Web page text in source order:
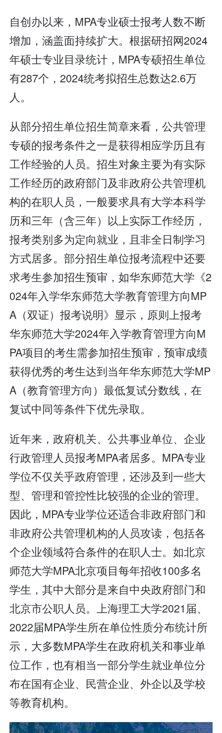
自创办以来，MPA专业硕士报考人数不断
增加，涵盖面持续扩大。根据研招网2024
年硕士专业目录统计，MPA专硕招生单位
有287个，2024统考拟招生总数达2.6万
人。
从部分招生单位招生简章来看，公共管理
专硕的报考条件之一是获得相应学历且有
工作经验的人员。招生对象主要为有实际
工作经历的政府部门及非政府公共管理机
构的在职人员，一般要求具有大学本科学
历和三年（含三年）以上实际工作经历，
报考类别多为定向就业，且非全日制学习
方式居多。部分招生单位报考流程中还要
求考生参加招生预审，如华东师范大学《2
024年入学华东师范大学教育管理方向MP
A（双证）报考说明》显示，原则上报考
华东师范大学2024年入学教育管理方向M
PA项目的考生需参加招生预审，预审成绩
获得优秀的考生达到当年华东师范大学MP
A（教育管理方向）最低复试分数线，在
复试中同等条件下优先录取。
近年来，政府机关、公共事业单位、企业
行政管理人员报考MPA者居多。MPA专业
学位不仅关乎政府管理，还涉及到一些大
型、管理和管控性比较强的企业的管理。
因此，MPA专业学位还适合非政府部门和
非政府公共管理机构的人员攻读，包括各
个企业领域符合条件的在职人士。如北京
师范大学MPA北京项目每年招收100多名
学生，其中大部分是来自中央政府部门和
北京市公职人员。上海理工大学2021届、
2022届MPA学生所在单位性质分布统计所
示，大多数MPA学生在政府机关和事业单
位工作，也有相当一部分学生就业单位分
布在国有企业、民营企业、外企以及学校
等教育机构。